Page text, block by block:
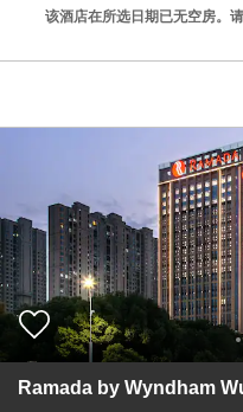
该酒店在所选日期已无空房。请
Ramada by Wyndham